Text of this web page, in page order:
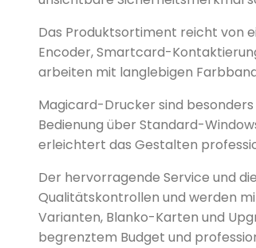
Das Produktsortiment reicht von
Encoder, Smartcard-
arbeiten mit langlebigen
Magicard-Drucker sind
Bedienung über Standard-
erleichtert das Gestalten
Der hervorragende Service und
Qualitätskontrollen und werden
Varianten, Blanko-Karten und
begrenztem Budget und